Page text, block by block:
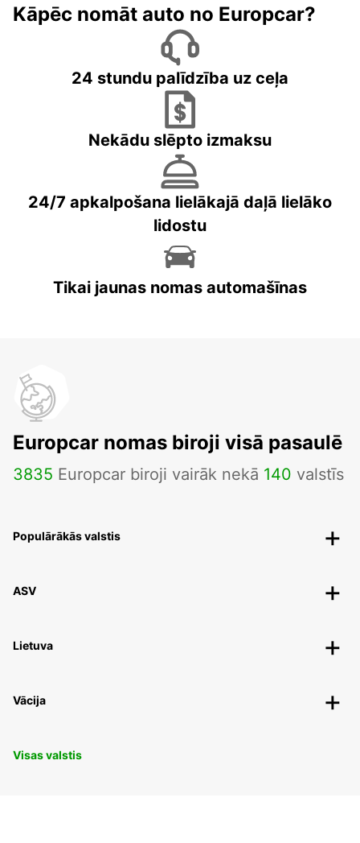
Kāpēc nomāt auto no Europcar?
24 stundu palīdzība uz ceļa
Nekādu slēpto izmaksu
24/7 apkalpošana lielākajā daļā lielāko
lidostu
Tikai jaunas nomas automašīnas
Europcar nomas biroji visā pasaulē
3835 Europcar biroji vairāk nekā 140 valstīs
Populārākās valstis
ASV
Lietuva
Vācija
Visas valstis